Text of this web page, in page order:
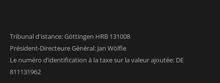
Tribunal d'istance: Göttingen HRB 131008
Président-Directeure Général: Jan Wölfle
Le numéro d’identification à la taxe sur la valeur ajoutée: DE
811131962